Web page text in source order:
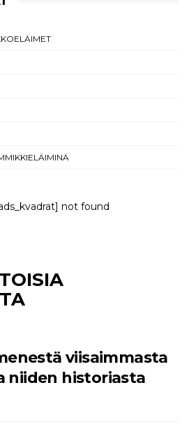
not found
viisaimmasta
niiden historiasta